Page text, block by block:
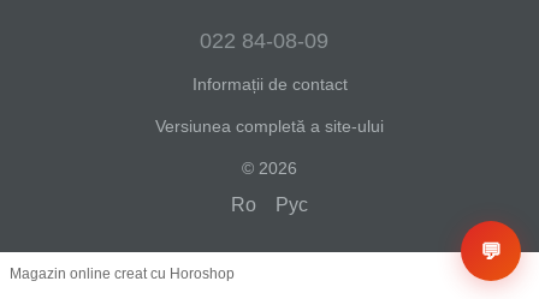
022 84-08-09
Informații de contact
Versiunea completă a site-ului
© 2026
Ro Рус
Magazin online creat cu Horoshop
💬